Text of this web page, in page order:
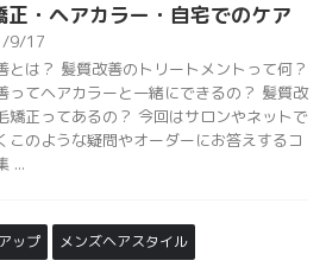
正・ヘアカラー・自宅でのケア
9/17
とは？ 髪質改善のトリートメントって何？
ってヘアカラーと一緒にできるの？ 髪質改
矯正ってあるの？ 今回はサロンやネットで
このような疑問やオーダーにお答えするコ
...
ップ メンズヘアスタイル